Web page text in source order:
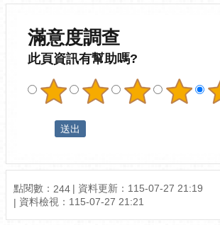
滿意度調查
此頁資訊有幫助嗎?
點閱數： 244 資料更新： 115-07-27 21:19
資料檢視： 115-07-27 21:21